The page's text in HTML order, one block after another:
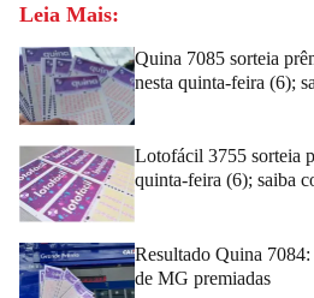
Leia Mais:
Quina 7085 sorteia
nesta quinta-feira (6);
Lotofácil 3755 sorteia
quinta-feira (6); saiba
Resultado Quina 7084:
de MG premiadas